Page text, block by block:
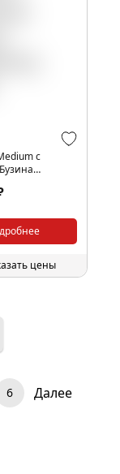
с
цены
6 Далее